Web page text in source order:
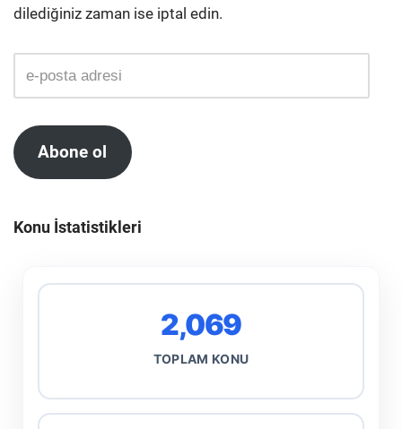
dilediğiniz zaman ise iptal edin.
Abone ol
Konu İstatistikleri
2,069
TOPLAM KONU